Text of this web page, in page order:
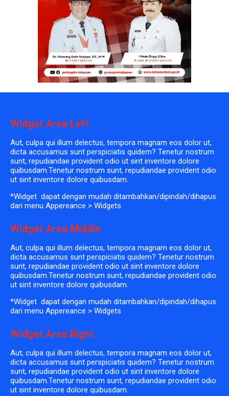
Widget Area Left
Aut, culpa qui illum delectus, tempora magnam eos dolor ut,
dicta accusamus sunt perspiciatis quidem? Tenetur nostrum
sunt, repudiandae provident odio ut sint inventore dolore
quibusdam.Tenetur nostrum sunt, repudiandae provident odio
ut sint inventore dolore quibusdam.
*Widget dapat dengan mudah ditambahkan/dipindah/dihapus
dari menu Appereance > Widgets
Widget Area Middle
Aut, culpa qui illum delectus, tempora magnam eos dolor ut,
dicta accusamus sunt perspiciatis quidem? Tenetur nostrum
sunt, repudiandae provident odio ut sint inventore dolore
quibusdam.Tenetur nostrum sunt, repudiandae provident odio
ut sint inventore dolore quibusdam.
*Widget dapat dengan mudah ditambahkan/dipindah/dihapus
dari menu Appereance > Widgets
Widget Area Right
Aut, culpa qui illum delectus, tempora magnam eos dolor ut,
dicta accusamus sunt perspiciatis quidem? Tenetur nostrum
sunt, repudiandae provident odio ut sint inventore dolore
quibusdam.Tenetur nostrum sunt, repudiandae provident odio
ut sint inventore dolore quibusdam.